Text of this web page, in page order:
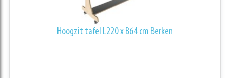
Hoogzit tafel L220 x B64 cm Berken